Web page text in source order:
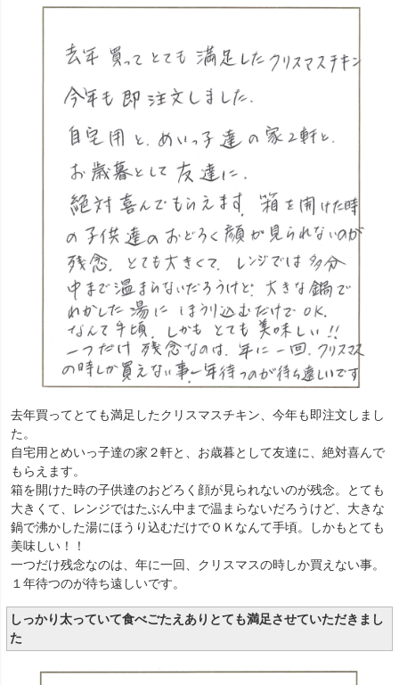
去年買ってとても満足したクリスマスチキン、今年も即注文しまし
た。
自宅用とめいっ子達の家２軒と、お歳暮として友達に、絶対喜んで
もらえます。
箱を開けた時の子供達のおどろく顔が見られないのが残念。とても
大きくて、レンジではたぶん中まで温まらないだろうけど、大きな
鍋で沸かした湯にほうり込むだけでＯＫなんて手頃。しかもとても
美味しい！！
一つだけ残念なのは、年に一回、クリスマスの時しか買えない事。
１年待つのが待ち遠しいです。
しっかり太っていて食べごたえありとても満足させていただきまし
た